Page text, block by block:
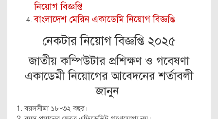
নিয়োগ বিজ্ঞপ্তি
বাংলাদেশ মেরিন একাডেমি নিয়োগ বিজ্ঞপ্তি
নেকটার নিয়োগ বিজ্ঞপ্তি ২০২৫
জাতীয় কম্পিউটার প্রশিক্ষণ ও গবেষণা
একাডেমী নিয়োগের আবেদনের শর্তাবলী
জানুন
বয়সসীমা ১৮-৩২ বছর।